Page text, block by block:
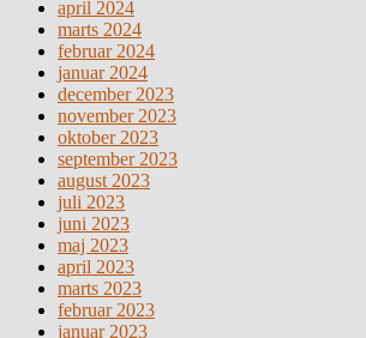
april 2024
marts 2024
februar 2024
januar 2024
december 2023
november 2023
oktober 2023
september 2023
august 2023
juli 2023
juni 2023
maj 2023
april 2023
marts 2023
februar 2023
januar 2023